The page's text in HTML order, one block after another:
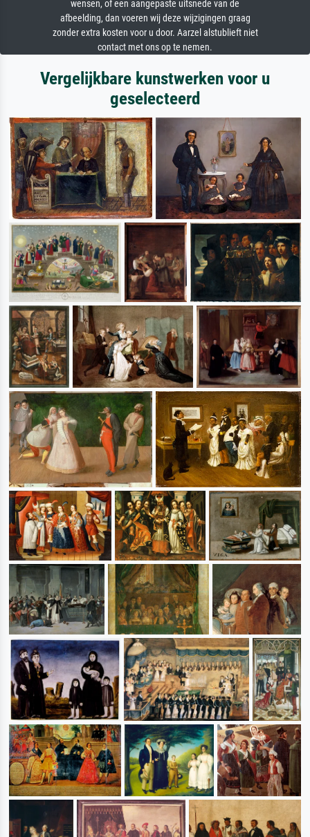
wensen, of een aangepaste uitsnede van de
afbeelding, dan voeren wij deze wijzigingen graag
zonder extra kosten voor u door. Aarzel alstublieft niet
contact met ons op te nemen.
Vergelijkbare kunstwerken voor u
geselecteerd